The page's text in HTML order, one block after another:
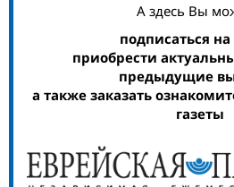
А здесь Вы
подписаться на
приобрести
предыдущие
а также заказать
газеты